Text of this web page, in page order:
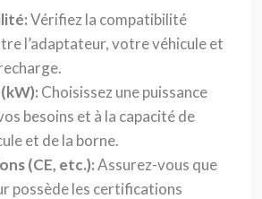
Vérifiez la compatibilité
l’adaptateur, votre véhicule et
Choisissez une puissance
besoins et à la capacité de
et de la borne.
(CE, etc.):Assurez-vous que
possède les certifications